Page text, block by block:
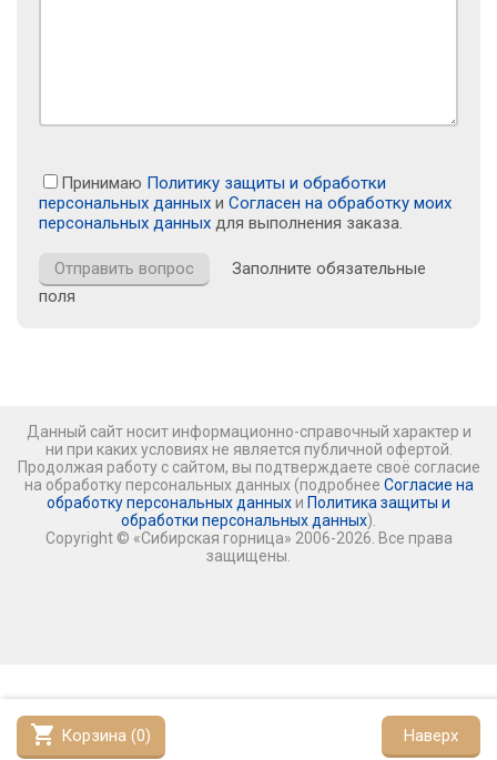
shopping_cart Корзина (0) Наверх
Принимаю Политику защиты и обработки
персональных данных и Согласен на обработку моих
персональных данных для выполнения заказа.
Заполните обязательные
поля
Данный сайт носит информационно-справочный характер и
ни при каких условиях не является публичной офертой.
Продолжая работу с сайтом, вы подтверждаете своё согласие
на обработку персональных данных (подробнее Согласие на
обработку персональных данных и Политика защиты и
обработки персональных данных).
Copyright © «Сибирская горница» 2006-2026. Все права
защищены.